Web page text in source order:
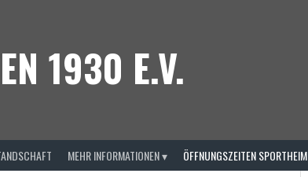
1930 E.V.
MEHR INFORMATIONEN ▾ ÖFFNUNGSZEITEN SPORTHEIM